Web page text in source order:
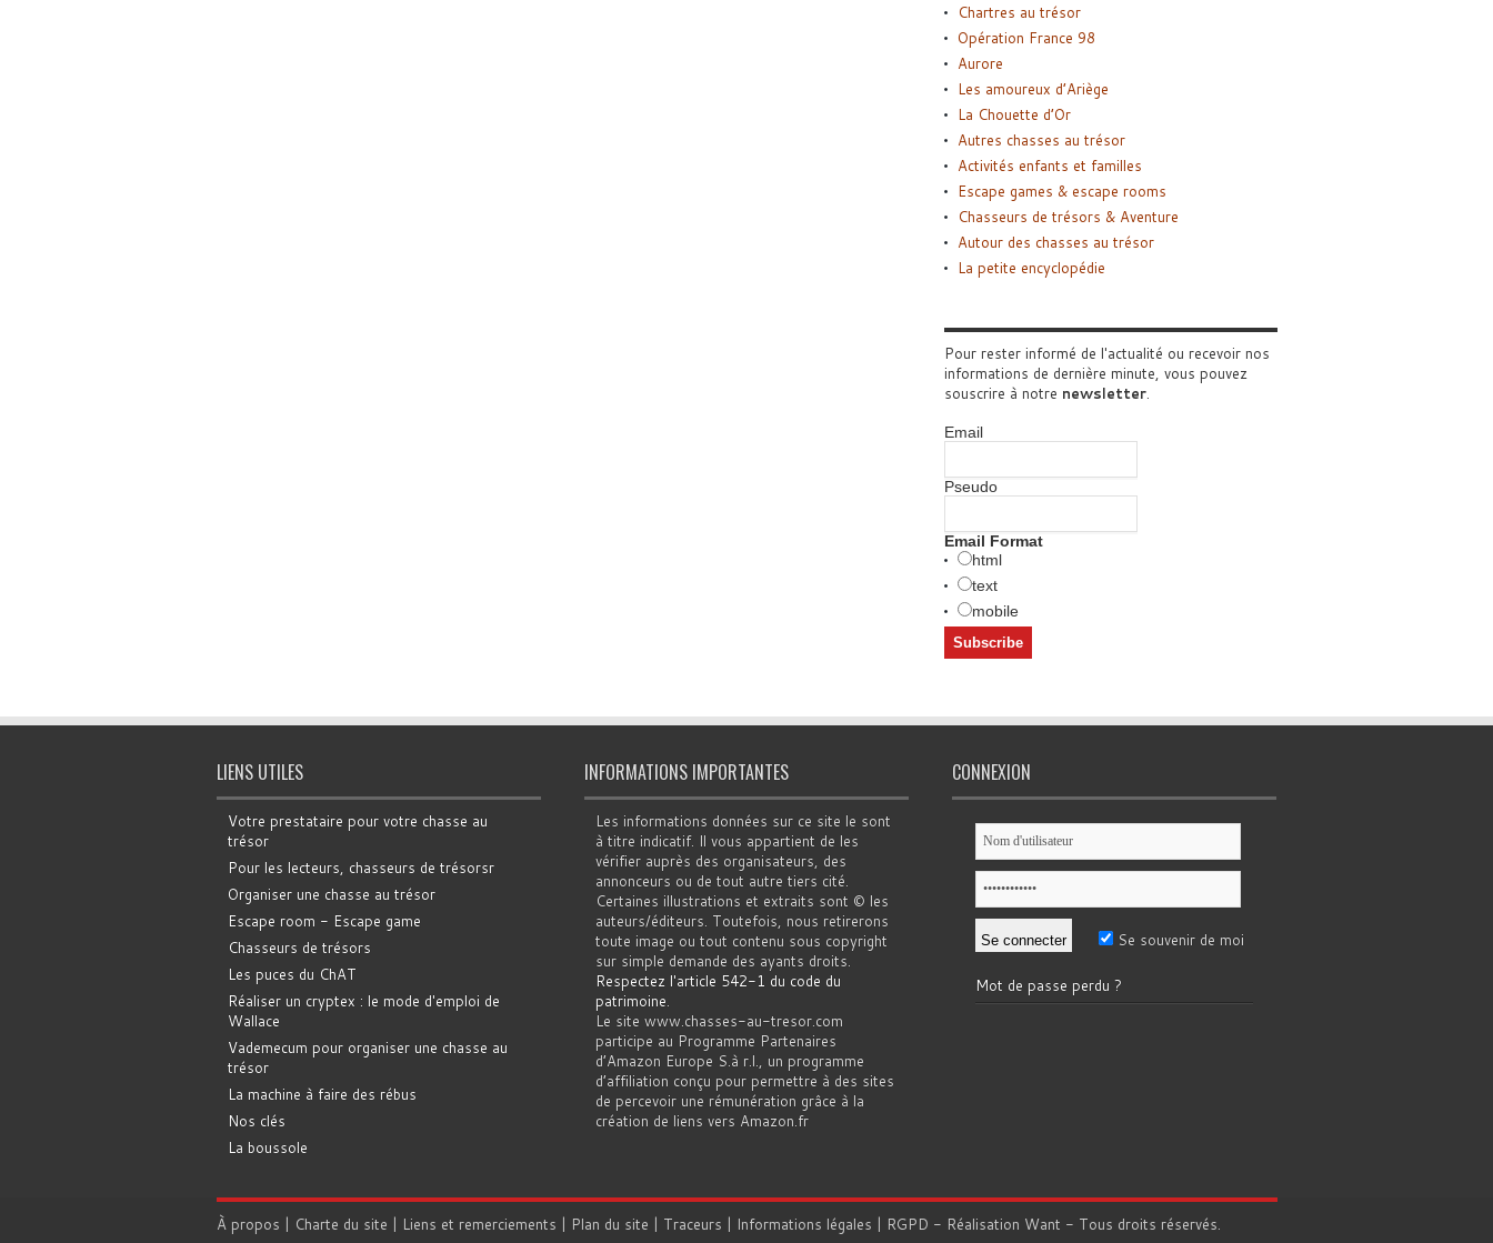
Chartres au trésor
Opération France 98
Aurore
Les amoureux d’Ariège
La Chouette d’Or
Autres chasses au trésor
Activités enfants et familles
Escape games & escape rooms
Chasseurs de trésors & Aventure
Autour des chasses au trésor
La petite encyclopédie
Pour rester informé de l'actualité ou recevoir nos
informations de dernière minute, vous pouvez
souscrire à notre newsletter.
Email
Pseudo
Email Format
html
text
mobile
LIENS UTILES
Votre prestataire pour votre chasse au
trésor
Pour les lecteurs, chasseurs de trésorsr
Organiser une chasse au trésor
Escape room - Escape game
Chasseurs de trésors
Les puces du ChAT
Réaliser un cryptex : le mode d'emploi de
Wallace
Vademecum pour organiser une chasse au
trésor
La machine à faire des rébus
Nos clés
La boussole
INFORMATIONS IMPORTANTES
Les informations données sur ce site le sont
à titre indicatif. Il vous appartient de les
vérifier auprès des organisateurs, des
annonceurs ou de tout autre tiers cité.
Certaines illustrations et extraits sont © les
auteurs/éditeurs. Toutefois, nous retirerons
toute image ou tout contenu sous copyright
sur simple demande des ayants droits.
Respectez l'article 542-1 du code du
patrimoine.
Le site www.chasses-au-tresor.com
participe au Programme Partenaires
d’Amazon Europe S.à r.l., un programme
d’affiliation conçu pour permettre à des sites
de percevoir une rémunération grâce à la
création de liens vers Amazon.fr
CONNEXION
Se souvenir de moi
Mot de passe perdu ?
À propos | Charte du site | Liens et remerciements | Plan du site | Traceurs | Informations légales | RGPD - Réalisation Want - Tous droits réservés.